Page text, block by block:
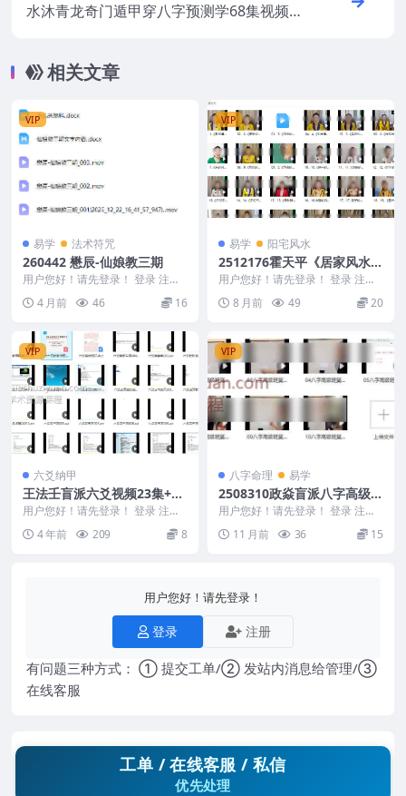
水沐青龙奇门遁甲穿八字预测学68集视频课
相关文章
VIP
易学 法术符咒
260442 懋辰-仙娘教三期
用户您好！请先登录！ 登录 注册
懋辰-仙娘教三期 260442 260442
... 4 月前 46 16
VIP
易学 阳宅风水
2512176霍天平《居家风水玄
机》44集
用户您好！请先登录！ 登录 注册
霍天平《居家风水玄机》44集 251
2176 ...
8 月前 49 20
VIP
六爻纳甲
王法壬盲派六爻视频23集+2
个资料pdf 百度盘下载
用户您好！请先登录！ 登录 注册
王法壬盲派六爻视频23集+2个资
料pdf，据说...
4 年前 209 8
VIP
八字命理 易学
2508310政焱盲派八字高级第
十二期10集视频Y
用户您好！请先登录！ 登录 注册
政焱盲派八字高级第十二期10集视
频Y 2508...
11 月前 36 15
用户您好！请先登录！
登录 注册
有问题三种方式： ① 提交工单/② 发站内消息给管理/③
在线客服
工单 / 在线客服 / 私信
优先处理